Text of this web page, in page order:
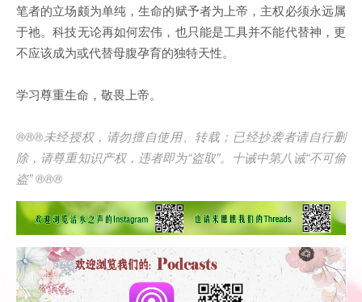
笔者的立场颇为单纯，生命的赋予者为上帝，主权必须永远属
于祂。科技无论再如何宏伟，也只能是工具并不能代替神，更
不应该成为或代替母腹孕育的独特天性。
学习尊重生命，敬畏上帝。
®®®未经授权，请勿擅自使用、转载；已经抄袭者请自行删
除，请尊重知识产权，违者即为“盗取”。十诫中第八诫“不可偷
盗” ®®®